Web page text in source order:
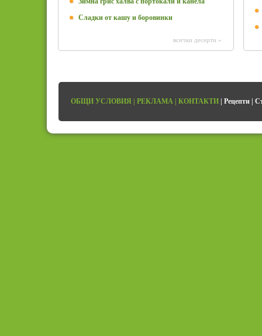
Сладки от кашу и боровинки
всички десерти »
ОБЩИ УСЛОВИЯ | РЕКЛАМА | КОНТАКТИ | Рецепти |